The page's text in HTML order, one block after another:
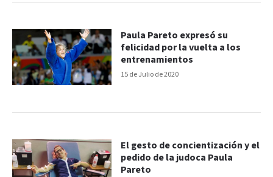
15 de Julio de 2020
Paula Pareto expresó su
felicidad por la vuelta a los
entrenamientos
El gesto de concientización y el
pedido de la judoca Paula
Pareto